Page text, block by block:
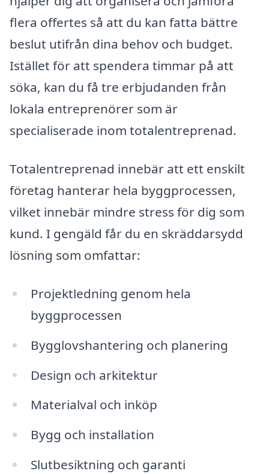
flera offertes så att du kan fatta bättre
beslut utifrån dina behov och budget.
Istället för att spendera timmar på att
söka, kan du få tre erbjudanden från
lokala entreprenörer som är
specialiserade inom totalentreprenad.
Totalentreprenad innebär att ett enskilt
företag hanterar hela byggprocessen,
vilket innebär mindre stress för dig som
kund. I gengäld får du en skräddarsydd
lösning som omfattar:
Projektledning genom hela
byggprocessen
Bygglovshantering och planering
Design och arkitektur
Materialval och inköp
Bygg och installation
Slutbesiktning och garanti